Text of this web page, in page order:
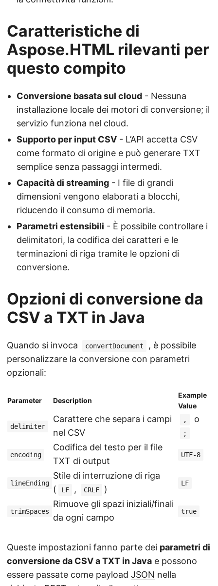
Caratteristiche di
Aspose.HTML rilevanti per
questo compito
Conversione basata sul cloud - Nessuna
installazione locale dei motori di conversione; il
servizio funziona nel cloud.
Supporto per input CSV - L’API accetta CSV
come formato di origine e può generare TXT
semplice senza passaggi intermedi.
Capacità di streaming - I file di grandi
dimensioni vengono elaborati a blocchi,
riducendo il consumo di memoria.
Parametri estensibili - È possibile controllare i
delimitatori, la codifica dei caratteri e le
terminazioni di riga tramite le opzioni di
conversione.
Opzioni di conversione da
CSV a TXT in Java
Quando si invoca convertDocument
, è possibile
personalizzare la conversione con parametri
opzionali:
Parameter Description
Example
Value
delimiter
Carattere che separa i campi
nel CSV
, o
;
encoding
Codifica del testo per il file
TXT di output
UTF-8
lineEnding
Stile di interruzione di riga
(
LF , CRLF )
LF
trimSpaces
Rimuove gli spazi iniziali/finali
da ogni campo
true
Queste impostazioni fanno parte dei parametri di
conversione da CSV a TXT in Java e possono
essere passate come payload JSON nella